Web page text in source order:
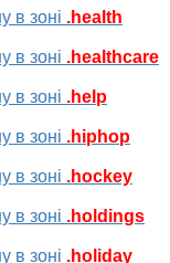
в зоні .health
в зоні .healthcare
в зоні .help
в зоні .hiphop
в зоні .hockey
в зоні .holdings
в зоні .holiday